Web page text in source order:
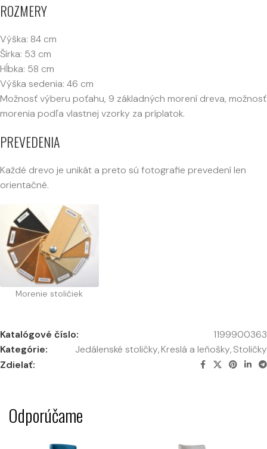
ROZMERY
Výška: 84 cm
Šírka: 53 cm
Hĺbka: 58 cm
Výška sedenia: 46 cm
Možnosť výberu poťahu, 9 základných morení dreva, možnosť
morenia podľa vlastnej vzorky za príplatok.
PREVEDENIA
Každé drevo je unikát a preto sú fotografie prevedení len
orientačné.
Morenie stoličiek
Katalógové číslo:
1199900363
Kategórie:
Jedálenské stoličky,Kreslá a leňošky,Stoličky
Zdielať:
Odporúčame